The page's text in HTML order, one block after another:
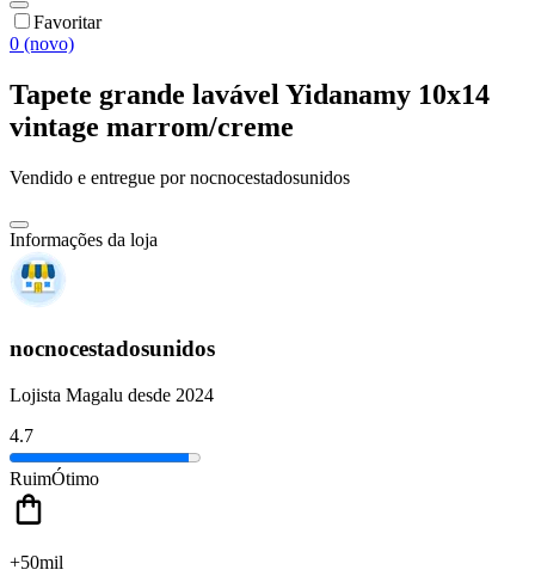
Favoritar
0 (novo)
Tapete grande lavável Yidanamy 10x14
vintage marrom/creme
Vendido e entregue por nocnocestadosunidos
Informações da loja
nocnocestadosunidos
Lojista Magalu desde 2024
4.7
RuimÓtimo
+50mil